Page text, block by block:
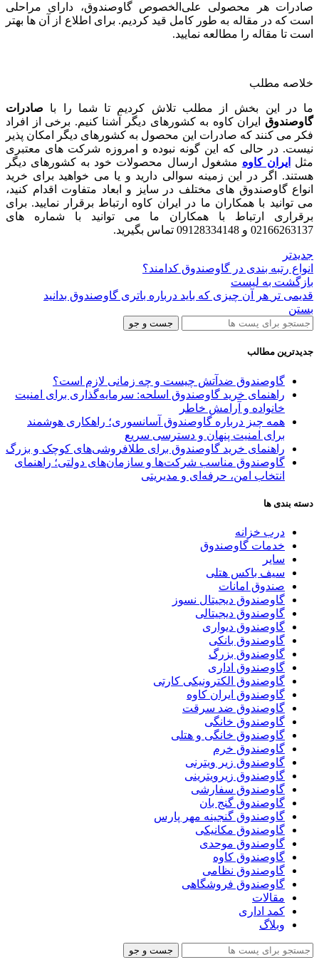
صادرات هر محصولی علی‌الخصوص گاوصندوق، دارای مراحلی
است که در مقاله به طور کامل قید کردیم. برای اطلاع از آن ها بهتر
است تا مقاله را مطالعه نمایید.
خلاصه مطلب
ما در این بخش از مطلب تلاش کردیم تا شما را با صادرات
گاوصندوق ایران کاوه به کشورهای دیگر آشنا کنیم. برخی از افراد
فکر می ‌کنند که صادرات این محصول به کشورهای دیگر امکان ‌پذیر
نیست. در حالی که این گونه نبوده و امروزه شرکت‌ های معتبری
مثل
ایران کاوه مشغول ارسال محصولات خود به کشورهای دیگر
هستند. اگر در این زمینه سوالی دارید و یا می ‌خواهید برای خرید
انواع گاوصندوق‌ های مختلف در سایز و ابعاد متفاوت اقدام کنید،
می ‌توانید با همکاران ما در ایران کاوه ارتباط برقرار نمایید. برای
برقراری ارتباط با همکاران ما می ‌توانید با شماره‌ های
02166263137 و 09128334148 تماس بگیرید.
جدیدتر
انواع رتبه بندی در گاوصندوق کدامند؟
بازگشت به لیست
قدیمی تر هر آن چیزی که باید درباره باتری گاوصندوق بدانید
بستن
جست و جو
جدیدترین مطالب
گاوصندوق ضدآتش چیست و چه زمانی لازم است؟
راهنمای خرید گاوصندوق اسلحه: سرمایه‌گذاری برای امنیت
خانواده و آرامش خاطر
همه چیز درباره گاوصندوق آسانسوری؛ راهکاری هوشمند
برای امنیت پنهان و دسترسی سریع
راهنمای خرید گاوصندوق برای طلافروشی‌های کوچک و بزرگ
گاوصندوق مناسب شرکت‌ها و سازمان‌های دولتی؛ راهنمای
انتخاب امن، حرفه‌ای و مدیریتی
دسته بندی ها
درب خزانه
خدمات گاوصندوق
سایر
سیف باکس هتلی
صندوق امانات
گاوصندوق دیجیتال نسوز
گاوصندوق دیجیتالی
گاوصندوق دیواری
گاوصندوق بانکی
گاوصندوق بزرگ
گاوصندوق اداری
گاوصندوق الکترونیکی کارتی
گاوصندوق ایران کاوه
گاوصندوق ضد سرقت
گاوصندوق خانگی
گاوصندوق خانگی و هتلی
گاوصندوق خرم
گاوصندوق زیر ویترنی
گاوصندوق زیرویترینی
گاوصندوق سفارشی
گاوصندوق گنج بان
گاوصندوق گنجینه مهر پارس
گاوصندوق مکانیکی
گاوصندوق موحدی
گاوصندوق کاوه
گاوصندوق نظامی
گاوصندوق فروشگاهی
مقالات
کمد اداری
وبلاگ
جست و جو